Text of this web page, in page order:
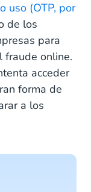
uso (OTP, por
de los
para
fraude online.
acceder
forma de
a los